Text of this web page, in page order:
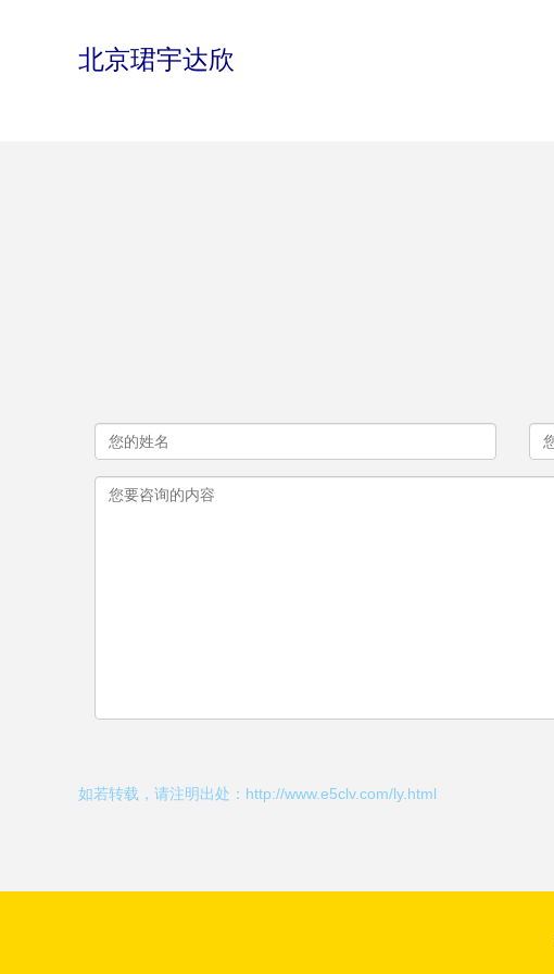
北京珺宇达欣
如若转载，请注明出处：http://www.e5clv.com/ly.html